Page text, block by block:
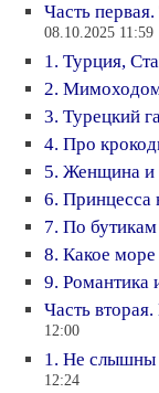
Часть
08.10.2025 11:59
1. Турция,
2.
3. Турецкий
4. Про
5. Женщина и
6. Принцесса
7. По
8. Какое
9. Романтика
Часть
12:00
1. Не слышны
12:24